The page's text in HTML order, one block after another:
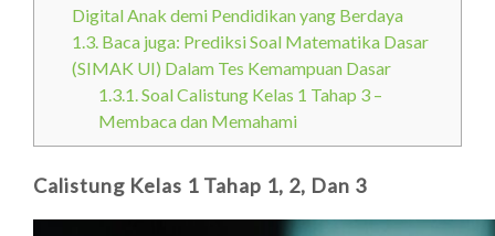
Digital Anak demi Pendidikan yang Berdaya
1.3. Baca juga: Prediksi Soal Matematika Dasar
(SIMAK UI) Dalam Tes Kemampuan Dasar
1.3.1.Soal Calistung Kelas 1 Tahap 3 –
Membaca dan Memahami
Calistung Kelas 1 Tahap 1, 2, Dan 3